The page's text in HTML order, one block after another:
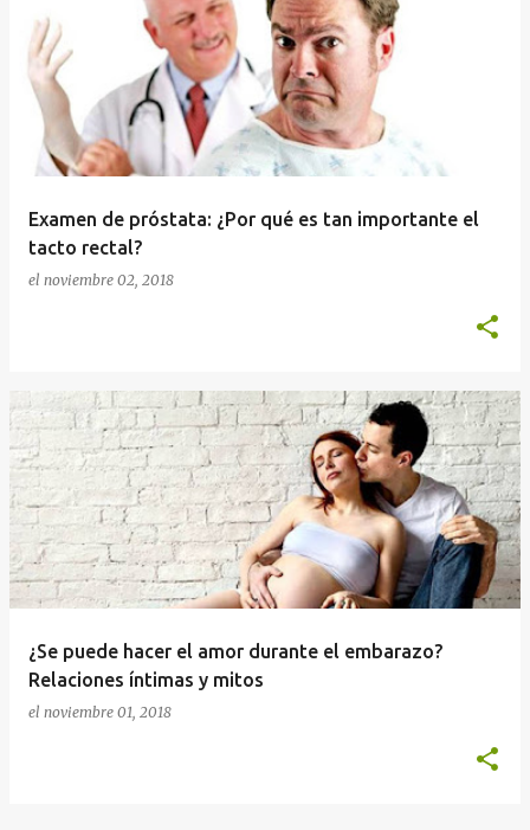
Examen de próstata: ¿Por qué es tan importante el
tacto rectal?
el noviembre 02, 2018
¿Se puede hacer el amor durante el embarazo?
Relaciones íntimas y mitos
el noviembre 01, 2018